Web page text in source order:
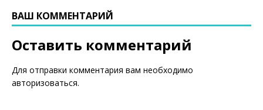
ВАШ КОММЕНТАРИЙ
Оставить комментарий
Для отправки комментария вам необходимо
авторизоваться.